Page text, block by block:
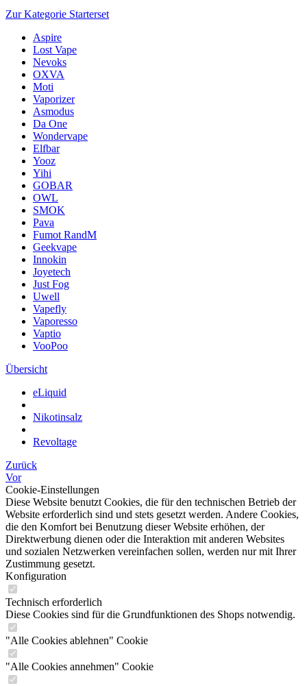
Zur Kategorie Starterset
Aspire
Lost Vape
Nevoks
OXVA
Moti
Vaporizer
Asmodus
Da One
Wondervape
Elfbar
Yooz
Yihi
GOBAR
OWL
SMOK
Pava
Fumot RandM
Geekvape
Innokin
Joyetech
Just Fog
Uwell
Vapefly
Vaporesso
Vaptio
VooPoo
Übersicht
eLiquid
Nikotinsalz
Revoltage
Zurück
Vor
Cookie-Einstellungen
Diese Website benutzt Cookies, die für den technischen Betrieb der
Website erforderlich sind und stets gesetzt werden. Andere Cookies,
die den Komfort bei Benutzung dieser Website erhöhen, der
Direktwerbung dienen oder die Interaktion mit anderen Websites
und sozialen Netzwerken vereinfachen sollen, werden nur mit Ihrer
Zustimmung gesetzt.
Konfiguration
Technisch erforderlich
Diese Cookies sind für die Grundfunktionen des Shops notwendig.
"Alle Cookies ablehnen" Cookie
"Alle Cookies annehmen" Cookie